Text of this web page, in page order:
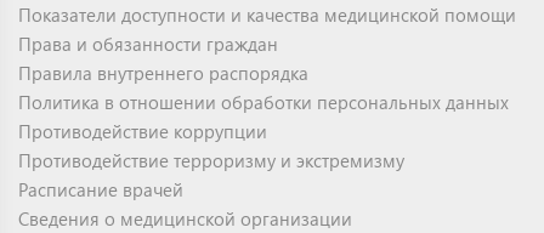
Показатели доступности и качества медицинской помощи
Права и обязанности граждан
Правила внутреннего распорядка
Политика в отношении обработки персональных данных
Противодействие коррупции
Противодействие терроризму и экстремизму
Расписание врачей
Сведения о медицинской организации